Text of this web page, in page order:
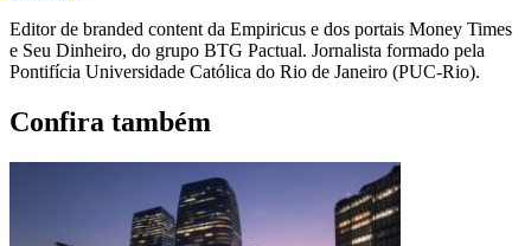
Editor de branded content da Empiricus e dos portais Money Times
e Seu Dinheiro, do grupo BTG Pactual. Jornalista formado pela
Pontifícia Universidade Católica do Rio de Janeiro (PUC-Rio).
Confira também